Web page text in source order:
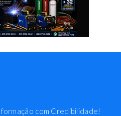
com Credibilidade!